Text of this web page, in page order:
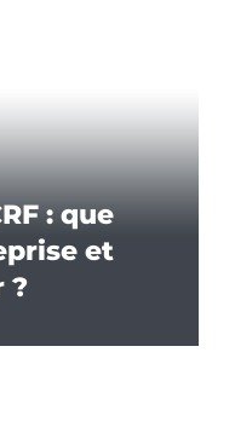
: que
et
?